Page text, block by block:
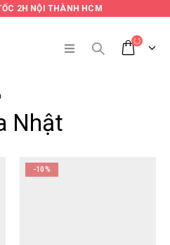
2H NỘI THÀNH HCM
Nhật
-10%